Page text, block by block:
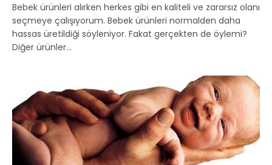
Bebek ürünleri alırken herkes gibi en kaliteli ve zararsız olanı
seçmeye çalışıyorum. Bebek ürünleri normalden daha
hassas üretildiği söyleniyor. Fakat gerçekten de öylemi?
Diğer ürünler…